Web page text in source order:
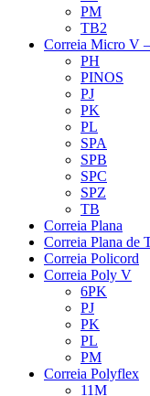
PM
TB2
Correia Micro V
PH
PINOS
PJ
PK
PL
SPA
SPB
SPC
SPZ
TB
Correia Plana
Correia Plana de
Correia Policord
Correia Poly V
6PK
PJ
PK
PL
PM
Correia Polyflex
11M